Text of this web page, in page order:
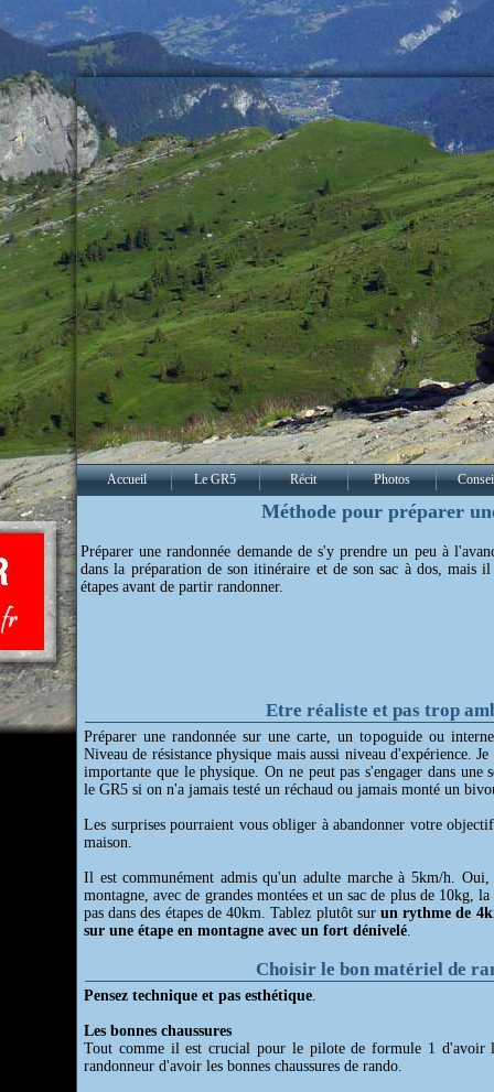
Accueil Le GR5 Récit Photos
Méthode pour préparer
Préparer une randonnée demande de s'y prendre un peu à
dans la préparation de son itinéraire et de son sac à dos, mais
étapes avant de partir randonner.
Etre réaliste et pas trop
Préparer une randonnée sur une carte, un topoguide ou
Niveau de résistance physique mais aussi niveau d'expérience.
importante que le physique. On ne peut pas s'engager dans une
le GR5 si on n'a jamais testé un réchaud ou jamais monté un
Les surprises pourraient vous obliger à abandonner votre
maison.
Il est communément admis qu'un adulte marche à 5km/h.
montagne, avec de grandes montées et un sac de plus de 10kg,
pas dans des étapes de 40km. Tablez plutôt sur un rythme de
sur une étape en montagne avec un fort dénivelé.
Choisir le bon matériel de
Pensez technique et pas esthétique.
Les bonnes chaussures
Tout comme il est crucial pour le pilote de formule 1 d'avoir
randonneur d'avoir les bonnes chaussures de rando.